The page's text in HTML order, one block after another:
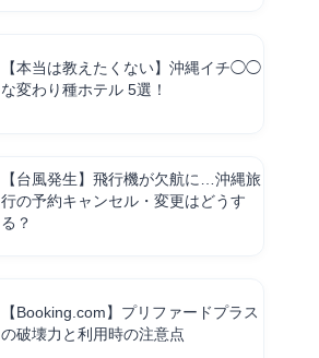
【本当は教えたくない】沖縄イチ◯◯
な変わり種ホテル 5選！
【台風発生】飛行機が欠航に…沖縄旅
行の予約キャンセル・変更はどうす
る？
【Booking.com】プリファードプラス
の破壊力と利用時の注意点